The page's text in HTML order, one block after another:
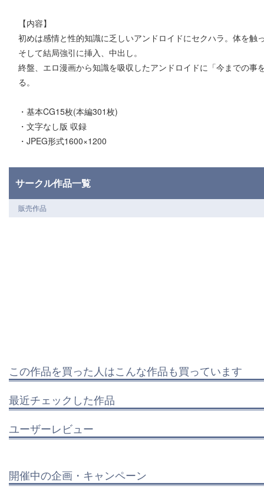
【内容】
初めは感情と性的知識に乏しいアンドロイドにセクハラ。体を触
そして結局強引に挿入、中出し。
終盤、エロ漫画から知識を吸収したアンドロイドに「今までの事
る。
・基本CG15枚(本編301枚)
・文字なし版 収録
・JPEG形式1600×1200
サークル作品一覧
販売作品
この作品を買った人はこんな作品も買っています
最近チェックした作品
ユーザーレビュー
開催中の企画・キャンペーン